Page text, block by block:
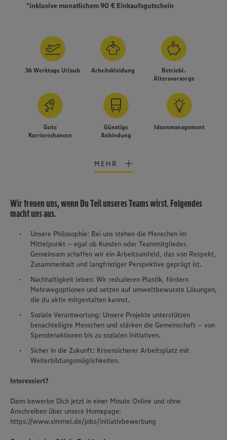
*inklusive monatlichem 90 € Einkaufsgutschein
36 Werktage Urlaub Arbeitskleidung
Betriebl.
Altersvorsorge
Gute
Karrierechancen
Günstige
Anbindung
Ideenmanagement
MEHR
Wir freuen uns, wenn Du Teil unseres Teams wirst. Folgendes
macht uns aus.
Unsere Philosophie: Bei uns stehen die Menschen im
Mittelpunkt – egal ob Kunden oder Teammitglieder.
Gemeinsam schaffen wir ein Arbeitsumfeld, das von Respekt,
Zusammenhalt und langfristiger Perspektive geprägt ist.
Nachhaltigkeit leben: Wir reduzieren Plastik, fördern
Mehrwegoptionen und setzen auf umweltbewusste Lösungen,
die du aktiv mitgestalten kannst.
Soziale Verantwortung: Unsere Projekte unterstützen
benachteiligte Menschen und stärken die Gemeinschaft – von
Spendenaktionen bis zu sozialen Initiativen.
Sicher in die Zukunft: Krisensicherer Arbeitsplatz mit
Weiterbildungsmöglichkeiten.
Interessiert?
Dann bewerbe Dich jetzt in einer Minute Online und ohne
Anschreiben über unsere Homepage:
https://www.simmel.de/jobs/initiativbewerbung